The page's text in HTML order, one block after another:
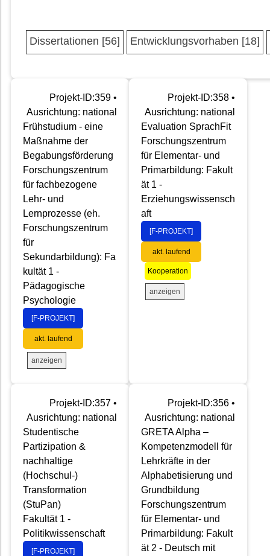
Dissertationen [56] Entwicklungsvorhaben [18]
Projekt-ID:359 •
Ausrichtung: national
Frühstudium - eine
Maßnahme der
Begabungsförderung
Forschungszentrum
für fachbezogene
Lehr- und
Lernprozesse (eh.
Forschungszentrum
für
Sekundarbildung): Fa
kultät 1 -
Pädagogische
Psychologie
[F-PROJEKT]
akt. laufend
anzeigen
Projekt-ID:358 •
Ausrichtung: national
Evaluation SprachFit
Forschungszentrum
für Elementar- und
Primarbildung: Fakult
ät 1 -
Erziehungswissensch
aft
[F-PROJEKT]
akt. laufend
Kooperation
anzeigen
Projekt-ID:357 •
Ausrichtung: national
Studentische
Partizipation &
nachhaltige
(Hochschul-)
Transformation
(StuPan)
Fakultät 1 -
Politikwissenschaft
[F-PROJEKT]
Projekt-ID:356 •
Ausrichtung: national
GRETA Alpha –
Kompetenzmodell für
Lehrkräfte in der
Alphabetisierung und
Grundbildung
Forschungszentrum
für Elementar- und
Primarbildung: Fakult
ät 2 - Deutsch mit